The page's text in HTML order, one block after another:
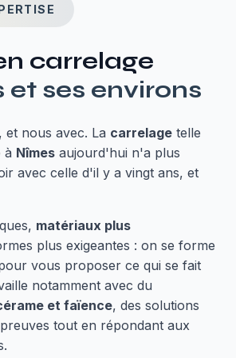
carrelage
et ses environs
et nous avec. La carrelage telle
à Nîmes aujourd'hui n'a plus
avec celle d'il y a vingt ans, et
matériaux plus
plus exigeantes : on se forme
vous proposer ce qui se fait
notamment avec du
et faïence, des solutions
tout en répondant aux